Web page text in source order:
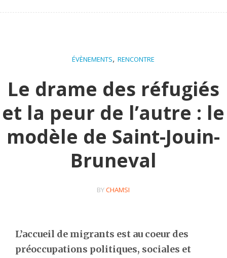
ÉVÈNEMENTS,RENCONTRE
Le drame des réfugiés
et la peur de l’autre : le
modèle de Saint-Jouin-
Bruneval
BYCHAMSI
L’accueil de migrants est au coeur des
préoccupations politiques, sociales et